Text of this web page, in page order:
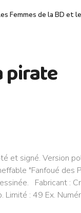
Femmes de la BD et
pirate
et signé. Version
"Fanfoué des
Fabricant :
Limité : 49 Ex.